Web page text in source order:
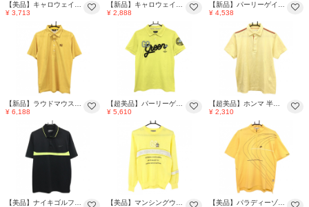
【美品】キャロウェイ ハーフパンツ ブルー×イエロー 花柄 バックロゴ メンズ M ゴルフウェア Callaway
¥ 3,713
【新品】キャロウェイ サンバイザー イエロー×黒 内側一部総柄 FR ゴルフウェア Callaway
¥ 2,888
【新品】パーリーゲイツ サンバイザー イエロー×ネイビー つば立体ロゴ刺しゅう FR ゴルフウェア PEARLY GATES
¥ 4,538
【新品】ラウドマウス 半袖ポロシャツ オレンジイエロー×白 ドット メンズ L ゴルフウェア LOUDMOUTH
¥ 6,188
【超美品】パーリーゲイツ 半袖ポロシャツ イエロー ロゴワッペン メンズ 4(M) ゴルフウェア PEARLY GATES
¥ 5,610
【超美品】ホンマ 半袖ポロシャツ イエロー×レッド 肩ロゴ刺しゅう メンズ M ゴルフウェア HONMA
¥ 2,310
【美品】ナイキゴルフ 半袖ポロシャツ 黒×蛍光イエロー 胸元ロゴ メンズ XL ゴルフウェア NIKE
【美品】マンシングウェア セーター ライトイエロー 一部シアー素材 ロゴ ペンギン刺しゅう メンズ M ゴルフウェア Munsingwear
【美品】パラディーゾ 半袖ハイネックシャツ イエロー×ネイビー ハーフジップ メンズ M ゴルフウェア Paradiso